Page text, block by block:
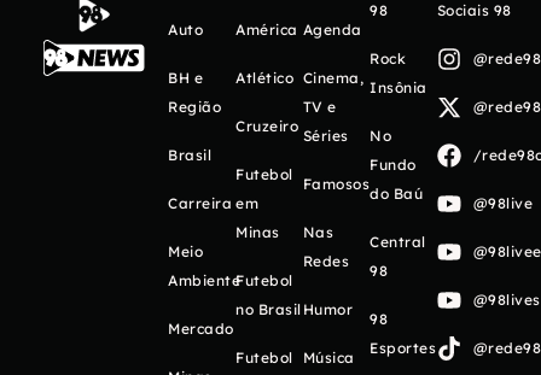
Auto
BH e
Região
Brasil
Carreira
Meio
Ambiente
Mercado
América
Atlético
Cruzeiro
Futebol
em
Minas
Futebol
no Brasil
Futebol
Agenda
Cinema,
TV e
Séries
Famosos
Nas
Redes
Humor
Música
98
Rock
Insônia
No
Fundo
do Baú
Central
98
98
Esportes
Sociais 98
/
@98live